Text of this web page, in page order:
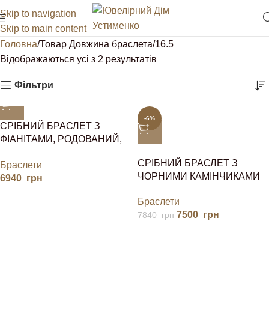
Skip to navigation
Skip to main content
Головна Товар Довжина браслета 16.5
Відображаються усі з 2 результатів
Фільтри
СРІБНИЙ БРАСЛЕТ З
ФІАНІТАМИ, РОДОВАНИЙ,
ЖІНОЧИЙ
Браслети
6940 грн
-6%
СРІБНИЙ БРАСЛЕТ З
ЧОРНИМИ КАМІНЧИКАМИ
Браслети
7840грн 7500 грн